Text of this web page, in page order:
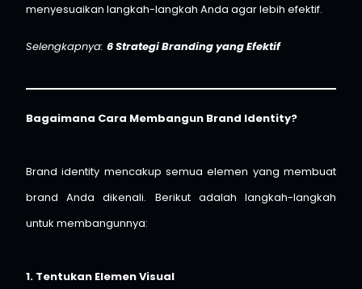
menyesuaikan langkah-langkah Anda agar lebih efektif.
Selengkapnya: 6 Strategi Branding yang Efektif
Bagaimana Cara Membangun Brand Identity?
Brand identity mencakup semua elemen yang membuat
brand Anda dikenali. Berikut adalah langkah-langkah
untuk membangunnya:
1. Tentukan Elemen Visual